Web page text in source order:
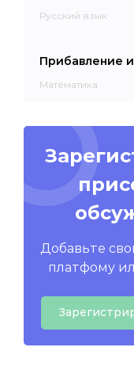
Русский язык
Прибавление
Математика
Добавьте
платфому